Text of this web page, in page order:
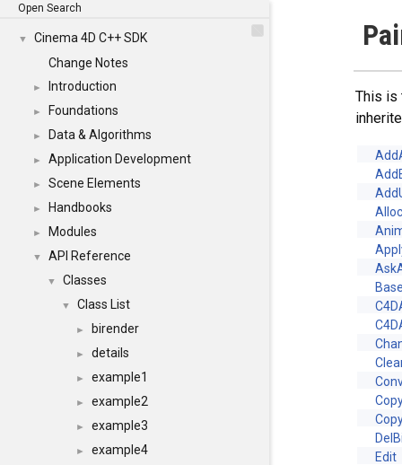
Open Search
▼
Cinema 4D C++ SDK
Change Notes
► Introduction
► Foundations
► Data & Algorithms
► Application Development
► Scene Elements
► Handbooks
► Modules
▼ API Reference
▼ Classes
▼ Class List
► birender
► details
► example1
► example2
► example3
► example4
This
Edit